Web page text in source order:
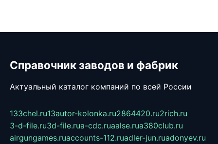
Справочник заводов и фабрик
Актуальный каталог компаний по всей России
133chel.ru13autor-kolonka.ru2864420.ru2rich.ru
3-d-file.ru3d-file.rua-cdc.ruaalse.rua380club.ru
airgungames.ruaccounts-112.ruadler-jun.ruadonyev.ru